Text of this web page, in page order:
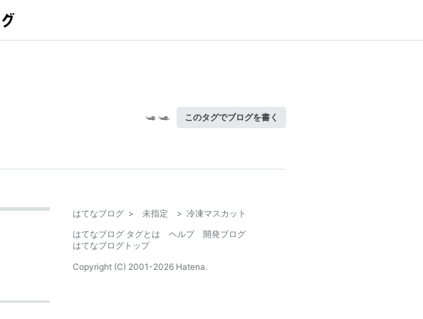
このタグでブログを書く
はてなブログ > 未指定 > 冷凍マスカット
はてなブログ タグとは
ヘルプ
開発ブログ
はてなブログトップ
Copyright (C) 2001-2026 Hatena.